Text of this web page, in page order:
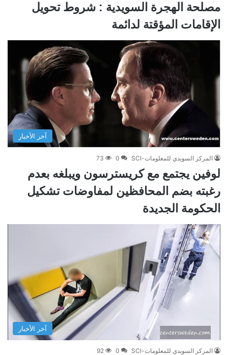
مصلحة الهجرة السويدية : شروط تحويل
الإقامات المؤقتة لدائمة
آخر الأخبار
المركز السويدي للمعلومات-SCI 0
73
لوفين يجتمع مع كريسترسون ويبلغه بعدم
رغبته بضم المحافظين لمفاوضات تشكيل
الحكومة الجديدة
آخر الأخبار
المركز السويدي للمعلومات-SCI 0
92